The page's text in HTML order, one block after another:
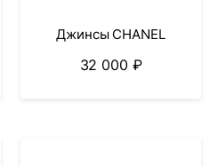
Джинсы CHANEL
32 000 ₽